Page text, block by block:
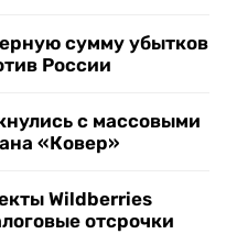
сумму убытков
России
с массовыми
«Ковер»
Wildberries
отсрочки